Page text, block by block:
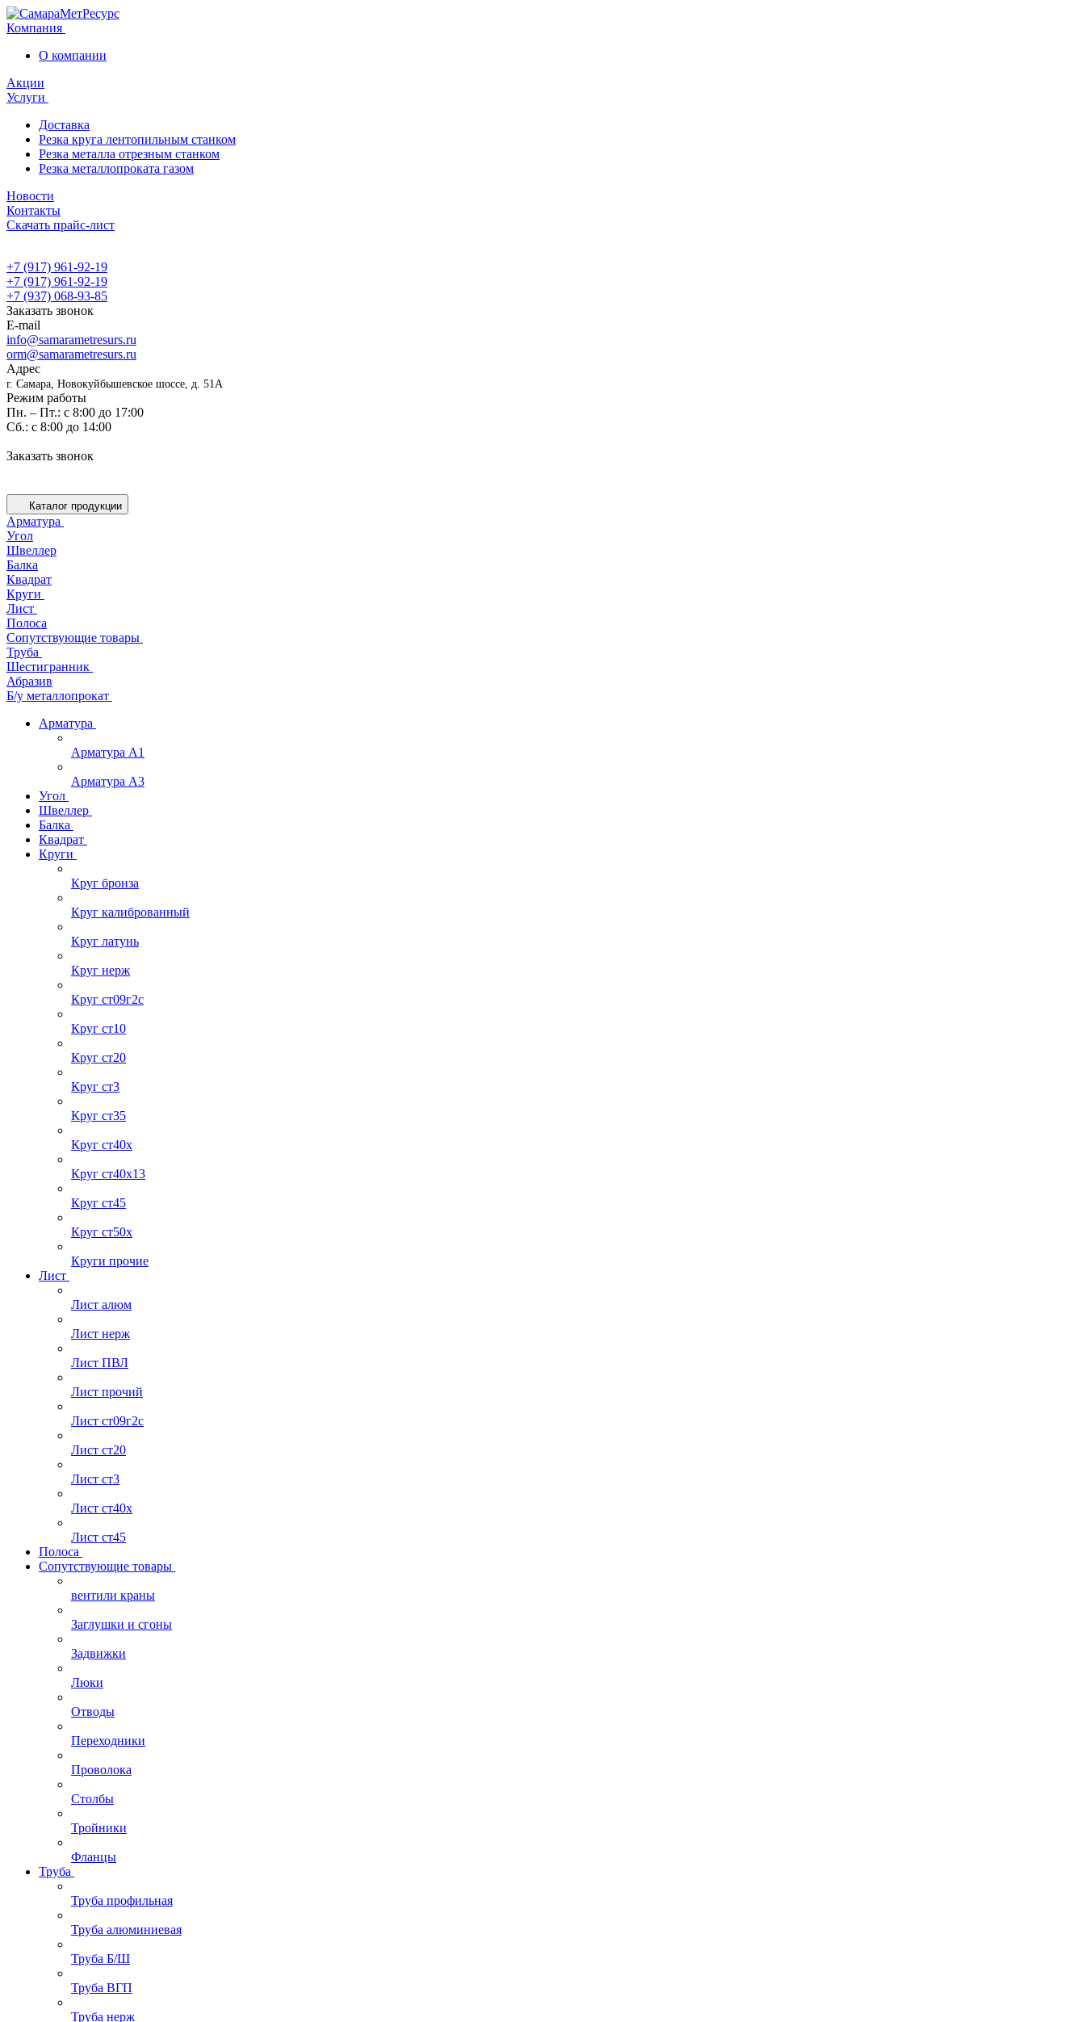
Компания
О компании
Акции
Услуги
Доставка
Резка круга лентопильным станком
Резка металла отрезным станком
Резка металлопроката газом
Новости
Контакты
Скачать прайс-лист
+7 (917) 961-92-19
+7 (917) 961-92-19
+7 (937) 068-93-85
Заказать звонок
E-mail
info@samarametresurs.ru
orm@samarametresurs.ru
Адрес
г. Самара, Новокуйбышевское шоссе, д. 51А
Режим работы
Пн. – Пт.: с 8:00 до 17:00
Cб.: с 8:00 до 14:00
Заказать звонок
Каталог продукции
Арматура
Угол
Швеллер
Балка
Квадрат
Круги
Лист
Полоса
Сопутствующие товары
Труба
Шестигранник
Абразив
Б/у металлопрокат
Арматура
Арматура А1
Арматура А3
Угол
Швеллер
Балка
Квадрат
Круги
Круг бронза
Круг калиброванный
Круг латунь
Круг нерж
Круг ст09г2с
Круг ст10
Круг ст20
Круг ст3
Круг ст35
Круг ст40х
Круг ст40х13
Круг ст45
Круг ст50х
Круги прочие
Лист
Лист алюм
Лист нерж
Лист ПВЛ
Лист прочий
Лист ст09г2с
Лист ст20
Лист ст3
Лист ст40х
Лист ст45
Полоса
Сопутствующие товары
вентили краны
Заглушки и сгоны
Задвижки
Люки
Отводы
Переходники
Проволока
Столбы
Тройники
Фланцы
Труба
Труба профильная
Труба алюминиевая
Труба Б/Ш
Труба ВГП
Труба нерж